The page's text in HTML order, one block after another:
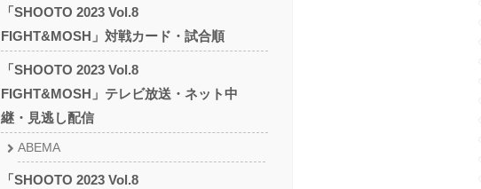
「SHOOTO 2023 Vol.8
FIGHT&MOSH」対戦カード・試合順
「SHOOTO 2023 Vol.8
FIGHT&MOSH」テレビ放送・ネット中
継・見逃し配信
ABEMA
「SHOOTO 2023 Vol.8